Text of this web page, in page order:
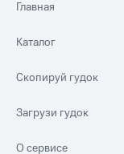
Главная
Каталог
Скопируй гудок
Загрузи гудок
О сервисе